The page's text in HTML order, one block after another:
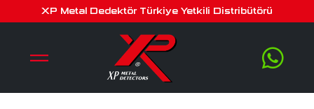
XP Metal Dedektör Türkiye Yetkili Distribütörü